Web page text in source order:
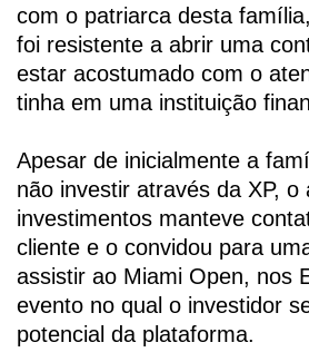
com o patriarca desta
foi resistente a abrir uma
estar acostumado com o
tinha em uma instituição
Apesar de inicialmente a
não investir através da XP, o
investimentos manteve
cliente e o convidou para
assistir ao Miami Open, nos
evento no qual o investidor
potencial da plataforma.